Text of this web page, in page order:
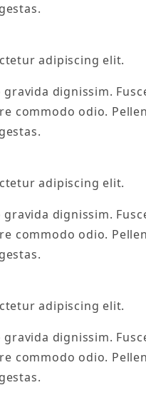
adipiscing elit.
dignissim.
commodo odio.
adipiscing elit.
dignissim.
commodo odio.
adipiscing elit.
dignissim.
commodo odio.